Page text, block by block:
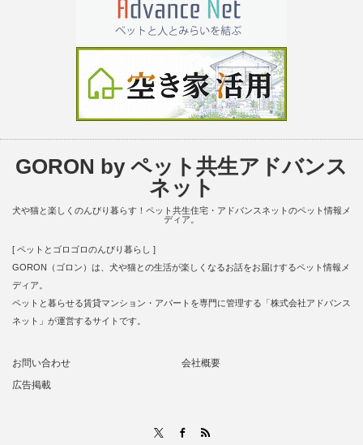
GORON by ペット共生アドバンス
ネット
犬や猫と楽しくのんびり暮らす！ペット共生住宅・アドバンスネットのペット情報メ
ディア。
[ ペットとゴロゴロのんびり暮らし ]
GORON（ゴロン）は、犬や猫との生活が楽しくなるお話をお届けするペット情報メ
ディア。
ペットと暮らせる賃貸マンション・アパートを専門に管理する「株式会社アドバンス
ネット」が運営するサイトです。
お問い合わせ
会社概要
広告掲載
Facebook